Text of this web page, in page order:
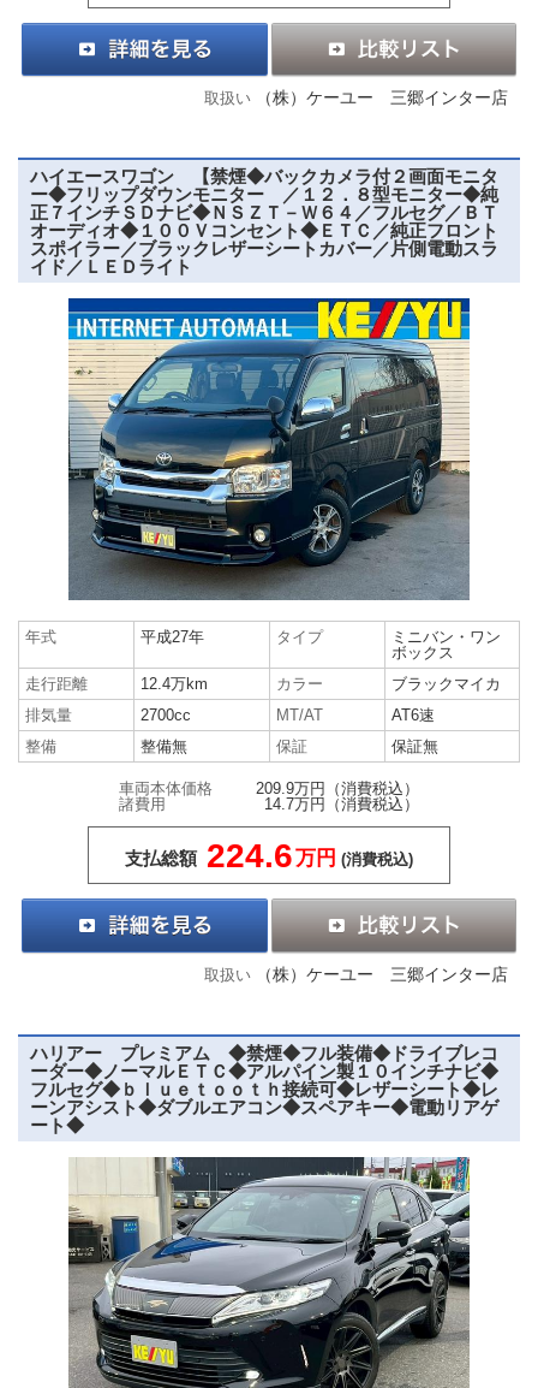
取扱い （株）ケーユー 三郷インター店
ハイエースワゴン 【禁煙◆バックカメラ付２画面モニタ
ー◆フリップダウンモニター ／１２．８型モニター◆純
正７インチＳＤナビ◆ＮＳＺＴ－Ｗ６４／フルセグ／ＢＴ
オーディオ◆１００Ｖコンセント◆ＥＴＣ／純正フロント
スポイラー／ブラックレザーシートカバー／片側電動スラ
イド／ＬＥＤライト
年式 平成27年 タイプ
ミニバン・ワン
ボックス
走行距離
12.4万km カラー
ブラックマイカ
排気量
2700cc MT/AT
AT6速
整備
整備無 保証 保証無
車両本体価格 209.9万円
（消費税込）
諸費用
14.7万円 （消費税込）
支払総額 224.6万円 (消費税込)
取扱い （株）ケーユー 三郷インター店
ハリアー プレミアム ◆禁煙◆フル装備◆ドライブレコ
ーダー◆ノーマルＥＴＣ◆アルパイン製１０インチナビ◆
フルセグ◆ｂｌｕｅｔｏｏｔｈ接続可◆レザーシート◆レ
ーンアシスト◆ダブルエアコン◆スペアキー◆電動リアゲ
ート◆